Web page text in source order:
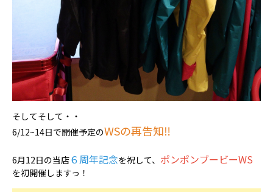
そしてそして・・
6/12~14日で開催予定のWSの再告知‼
6月12日の当店６周年記念を祝して、 ポンポンブービーWS
を初開催しますっ！